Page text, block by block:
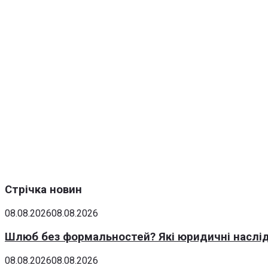
Стрічка новин
08.08.202608.08.2026
Шлюб без формальностей? Які юридичні
08.08.202608.08.2026